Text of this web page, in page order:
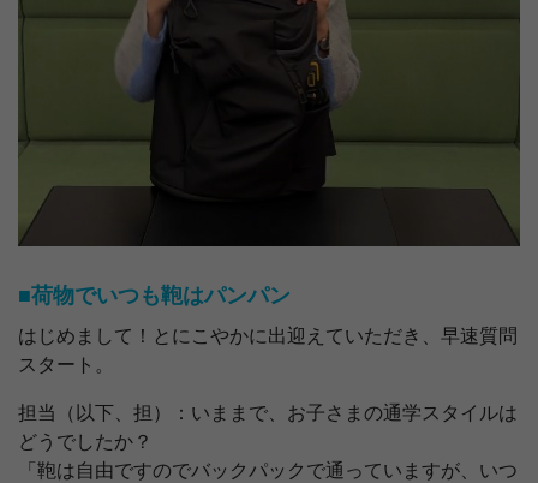
■荷物でいつも鞄はパンパン
はじめまして！とにこやかに出迎えていただき、早速質問
スタート。
担当（以下、担）：いままで、お子さまの通学スタイルは
どうでしたか？
「鞄は自由ですのでバックパックで通っていますが、いつ